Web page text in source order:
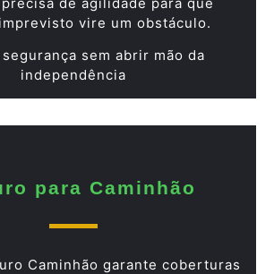
vire um obstáculo.
segurança sem abrir mão da
independência
para Caminhão
Caminhão garante coberturas